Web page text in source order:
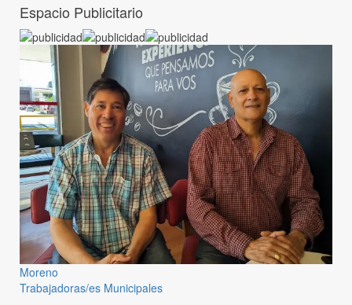
Espacio Publicitario
Moreno
Trabajadoras/es Municipales